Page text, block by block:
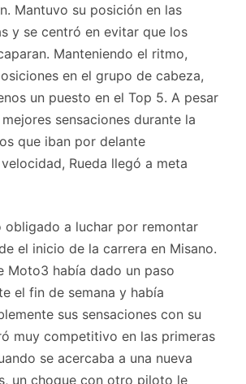
Mantuvo su posición en las
y se centró en evitar que los
Manteniendo el ritmo,
en el grupo de cabeza,
un puesto en el Top 5. A pesar
sensaciones durante la
que iban por delante
Rueda llegó a meta
obligado a luchar por remontar
el inicio de la carrera en Misano.
Moto3 había dado un paso
el fin de semana y había
sus sensaciones con su
muy competitivo en las primeras
se acercaba a una nueva
un choque con otro piloto le